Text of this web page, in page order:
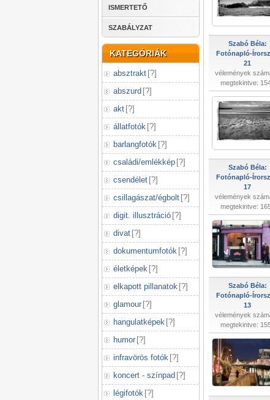
ISMERTETŐ
SZABÁLYZAT
KATEGÓRIÁK
absztrakt [?]
abszurd [?]
akt [?]
állatfotók [?]
barlangfotók [?]
családi/emlékkép [?]
csendélet [?]
csillagászat/égbolt [?]
digit. illusztráció [?]
divat [?]
dokumentumfotók [?]
életképek [?]
elkapott pillanatok [?]
glamour [?]
hangulatképek [?]
humor [?]
infravörös fotók [?]
koncert - színpad [?]
légifotók [?]
Szabó Béla:
Fotónapló-
21
vélemények
megtekintve:
Szabó Béla:
Fotónapló-
17
vélemények
megtekintve:
Szabó Béla:
Fotónapló-
13
vélemények
megtekintve: